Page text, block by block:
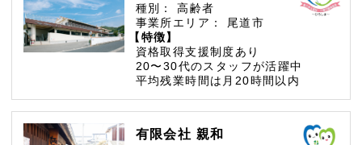
種別：
高齢者
事業所エリア：
尾道市
【特徴】
資格取得支援制度あり
20〜30代のスタッフが活躍中
平均残業時間は月20時間以内
有限会社 親和